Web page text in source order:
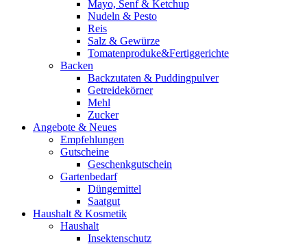
Mayo, Senf & Ketchup
Nudeln & Pesto
Reis
Salz & Gewürze
Tomatenproduke&Fertiggerichte
Backen
Backzutaten & Puddingpulver
Getreidekörner
Mehl
Zucker
Angebote & Neues
Empfehlungen
Gutscheine
Geschenkgutschein
Gartenbedarf
Düngemittel
Saatgut
Haushalt & Kosmetik
Haushalt
Insektenschutz